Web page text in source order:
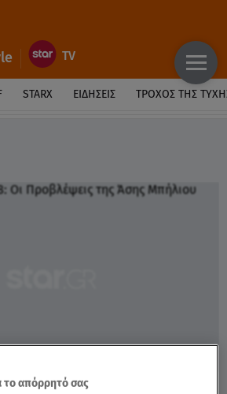
STARX ΕΙΔΉΣΕΙΣ ΤΡΟΧΌΣ ΤΗΣ
το απόρρητό σας